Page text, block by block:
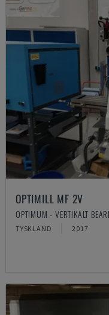
OPTIMILL MF 2V
OPTIMUM - VERTIKALT
TYSKLAND 2017